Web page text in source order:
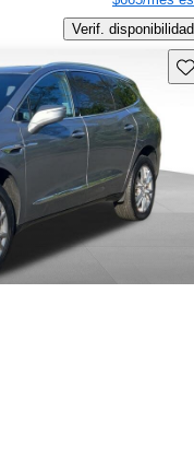
Verif. disponibilidad